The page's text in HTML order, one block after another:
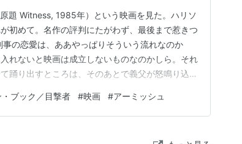
題 Witness, 1985年）という映画を見た。ハリソ
初めて。名作の評判にたがわず、最後まで惹きつ
の恋愛は、ああやっぱりそういう流れなのか
れないと映画は成立しないものなのかしら。それ
踊り出すところは、そのあとで義父が怒鳴り込ん
交わし、笑みを交わし、急速に距離を縮めてゆ
アーミッ…
ブック／目撃者 #映画 #アーミッシュ